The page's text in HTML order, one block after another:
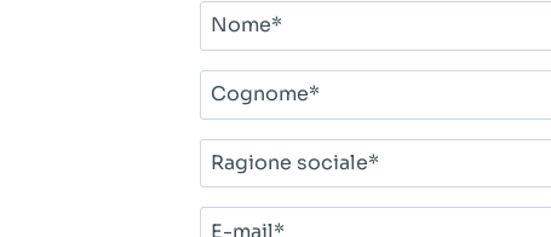
Nome*
Cognome*
Ragione
sociale*
E-